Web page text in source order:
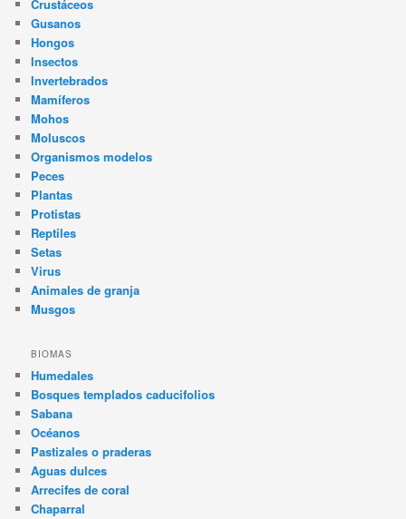
Crustáceos
Gusanos
Hongos
Insectos
Invertebrados
Mamíferos
Mohos
Moluscos
Organismos modelos
Peces
Plantas
Protistas
Reptiles
Setas
Virus
Animales de granja
Musgos
BIOMAS
Humedales
Bosques templados caducifolios
Sabana
Océanos
Pastizales o praderas
Aguas dulces
Arrecifes de coral
Chaparral